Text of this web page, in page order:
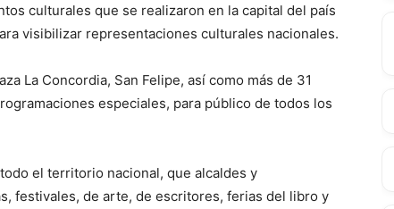
culturales que se realizaron en la capital del país
visibilizar representaciones culturales nacionales.
La Concordia, San Felipe, así como más de 31
especiales, para público de todos los
el territorio nacional, que alcaldes y
festivales, de arte, de escritores, ferias del libro y